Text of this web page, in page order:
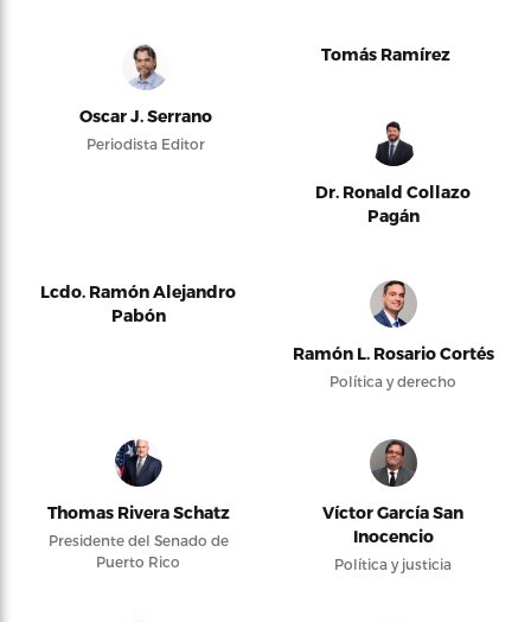
Oscar J. Serrano
Periodista Editor
Tomás Ramírez
Dr. Ronald Collazo
Pagán
Lcdo. Ramón Alejandro
Pabón
Ramón L. Rosario Cortés
Política y derecho
Thomas Rivera Schatz
Presidente del Senado de
Puerto Rico
Víctor García San
Inocencio
Política y justicia